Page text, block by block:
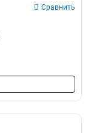
Сравнить